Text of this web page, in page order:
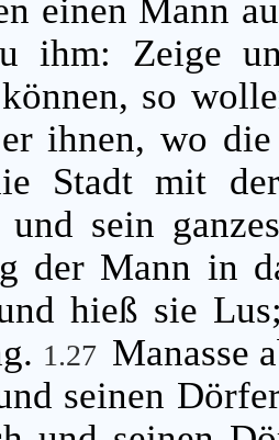
einen Mann
ihm: Zeige
so
ihnen, wo
Stadt mit
sein
der Mann in
hieß sie
1.27 Manasse
seinen